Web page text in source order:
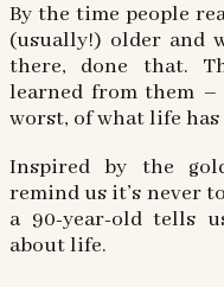
By the time people
(usually!) older and
there, done that.
learned from them –
worst, of what life
Inspired by the
remind us it’s never
a 90-year-old tells
about life.